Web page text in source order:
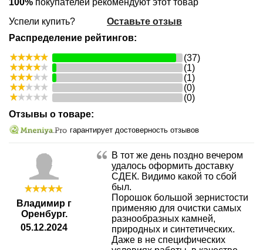
100% покупателей рекомендуют этот товар
Успели купить?
Оставьте отзыв
Распределение рейтингов:
(37)
(1)
(1)
(0)
(0)
Отзывы о товаре:
гарантирует достоверность отзывов
Владимир г
Оренбург.
05.12.2024
В тот же день поздно вечером
удалось оформить доставку
СДЕК. Видимо какой то сбой
был.
Порошок большой зернистости
применяю для очистки самых
разнообразных камней,
природных и синтетических.
Даже в не специфических